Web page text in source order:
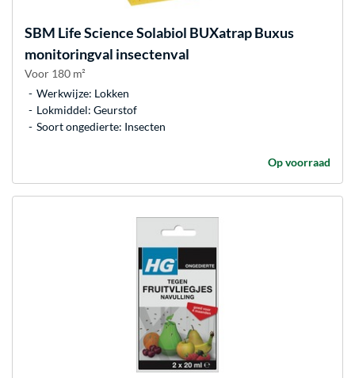
SBM Life ScienceSolabiol BUXatrap Buxus
monitoringval insectenval
Voor 180 m²
Werkwijze: Lokken
Lokmiddel: Geurstof
Soort ongedierte: Insecten
Op voorraad